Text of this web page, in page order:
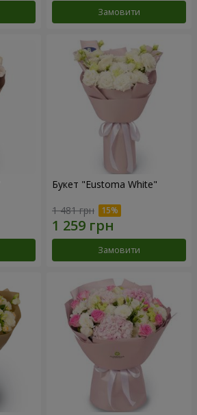
Замовити
Букет "Eustoma White"
1 481 грн
Замовити